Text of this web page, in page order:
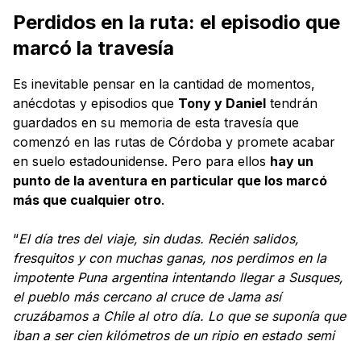
Perdidos en la ruta: el episodio que
marcó la travesía
Es inevitable pensar en la cantidad de momentos,
anécdotas y episodios que Tony y Daniel tendrán
guardados en su memoria de esta travesía que
comenzó en las rutas de Córdoba y promete acabar
en suelo estadounidense. Pero para ellos hay un
punto de la aventura en particular que los marcó
más que cualquier otro.
“El día tres del viaje, sin dudas. Recién salidos,
fresquitos y con muchas ganas, nos perdimos en la
impotente Puna argentina intentando llegar a Susques,
el pueblo más cercano al cruce de Jama así
cruzábamos a Chile al otro día. Lo que se suponía que
iban a ser cien kilómetros de un ripio en estado semi